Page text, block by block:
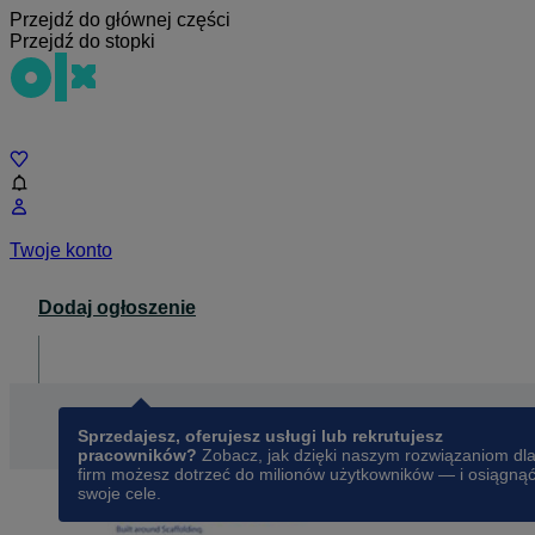
Przejdź do głównej części
Przejdź do stopki
Twoje konto
Dodaj ogłoszenie
Sprzedajesz, oferujesz usługi lub rekrutujesz
pracowników? Zobacz, jak dzięki naszym rozwiązaniom dla
firm możesz dotrzeć do milionów użytkowników — i osiągnąć
swoje cele.